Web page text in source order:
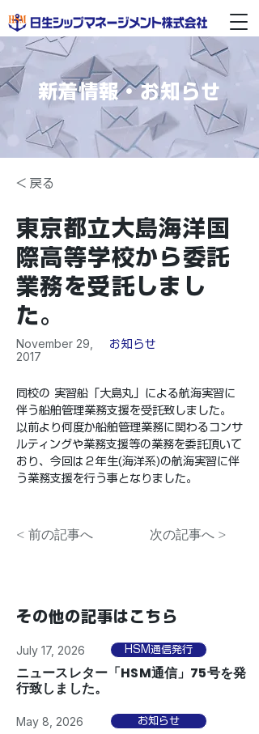
新着情報・お知らせ
< 戻る
東京都立大島海洋国
際高等学校から委託
業務を受託しまし
た。
November 29,
2017
お知らせ
同校の 実習船「大島丸」による航海実習に
伴う船舶管理業務支援を受託致しました。
以前より何度か船舶管理業務に関わるコンサ
ルティングや業務支援等の業務を委託頂いて
おり、今回は２年生(海洋系)の航海実習に伴
う業務支援を行う事となりました。
< 前の記事へ 次の記事へ >
その他の記事はこちら
July 17, 2026 HSM通信発行
ニュースレター「HSM通信」75号を発
行致しました。
May 8, 2026 お知らせ